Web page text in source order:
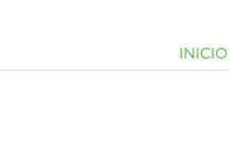
INICIO